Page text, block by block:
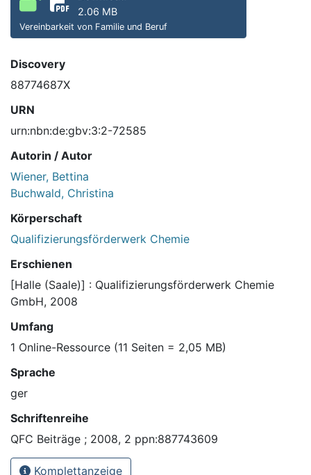
2.06 MB
Vereinbarkeit von Familie und Beruf
Discovery
88774687X
URN
urn:nbn:de:gbv:3:2-72585
Autorin / Autor
Wiener, Bettina
Buchwald, Christina
Körperschaft
Qualifizierungsförderwerk Chemie
Erschienen
[Halle (Saale)] : Qualifizierungsförderwerk Chemie
GmbH, 2008
Umfang
1 Online-Ressource (11 Seiten = 2,05 MB)
Sprache
ger
Schriftenreihe
QFC Beiträge ; 2008, 2 ppn:887743609
Komplettanzeige